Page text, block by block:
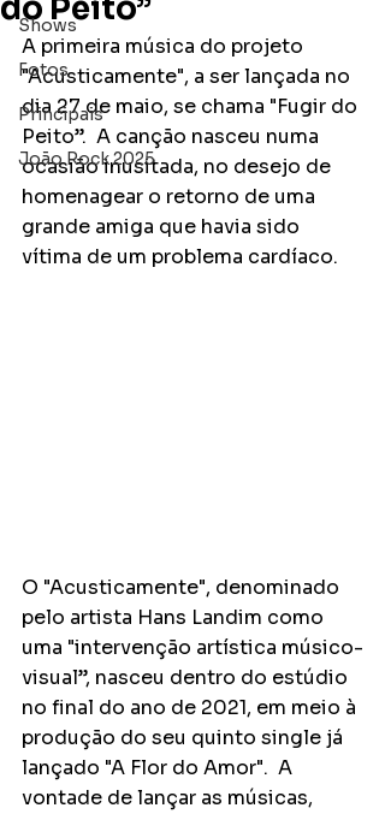
Shows
Fotos
Principais
João Rock 2025
do Peito”
A primeira música do projeto
"Acusticamente", a ser lançada no
dia 27 de maio, se chama "Fugir do
Peito”.  A canção nasceu numa
ocasião inusitada, no desejo de
homenagear o retorno de uma
grande amiga que havia sido
vítima de um problema cardíaco.
O "Acusticamente", denominado
pelo artista Hans Landim como
uma "intervenção artística músico-
visual”, nasceu dentro do estúdio
no final do ano de 2021, em meio à
produção do seu quinto single já
lançado "A Flor do Amor".  A
vontade de lançar as músicas,